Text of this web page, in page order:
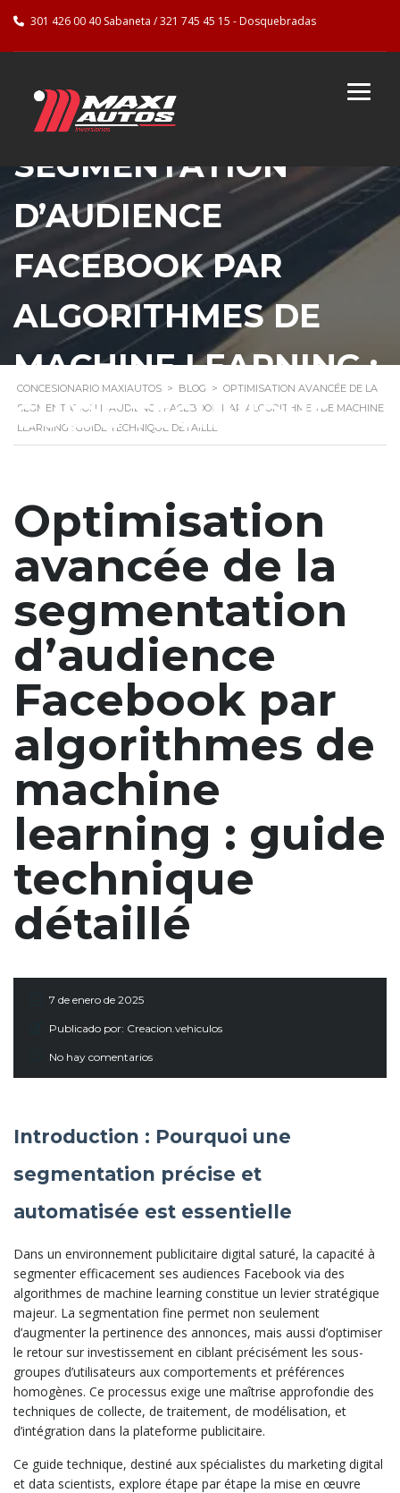
301 426 00 40 Sabaneta / 321 745 45 15 - Dosquebradas
OPTIMISATION
AVANCÉE DE LA
SEGMENTATION
D’AUDIENCE
FACEBOOK PAR
ALGORITHMES DE
MACHINE LEARNING :
GUIDE TECHNIQUE
CONCESIONARIO MAXIAUTOS > BLOG > OPTIMISATION AVANCÉE DE LA
SEGMENTATION D’AUDIENCE FACEBOOK PAR ALGORITHMES DE MACHINE
LEARNING : GUIDE TECHNIQUE DÉTAILLÉ
Optimisation
avancée de la
segmentation
d’audience
Facebook par
algorithmes de
machine
learning : guide
technique
détaillé
7 de enero de 2025
Publicado por: Creacion.vehiculos
No hay comentarios
Introduction : Pourquoi une
segmentation précise et
automatisée est essentielle
Dans un environnement publicitaire digital saturé, la capacité à
segmenter efficacement ses audiences Facebook via des
algorithmes de machine learning constitue un levier stratégique
majeur. La segmentation fine permet non seulement
d’augmenter la pertinence des annonces, mais aussi d’optimiser
le retour sur investissement en ciblant précisément les sous-
groupes d’utilisateurs aux comportements et préférences
homogènes. Ce processus exige une maîtrise approfondie des
techniques de collecte, de traitement, de modélisation, et
d’intégration dans la plateforme publicitaire.
Ce guide technique, destiné aux spécialistes du marketing digital
et data scientists, explore étape par étape la mise en œuvre